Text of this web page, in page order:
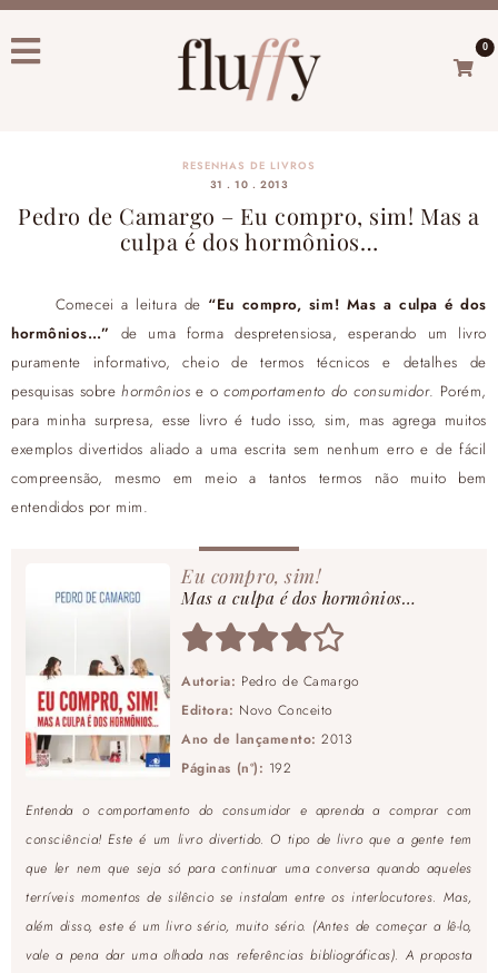
0
RESENHAS DE LIVROS
31 . 10 . 2013
Pedro de Camargo – Eu compro, sim! Mas a
culpa é dos hormônios…
Comecei a leitura de “Eu compro, sim! Mas a culpa é dos
hormônios…” de uma forma despretensiosa, esperando um livro
puramente informativo, cheio de termos técnicos e detalhes de
pesquisas sobrehormônios e ocomportamento do consumidor. Porém,
para minha surpresa, esse livro é tudo isso, sim, mas agrega muitos
exemplos divertidos aliado a uma escrita sem nenhum erro e de fácil
compreensão, mesmo em meio a tantos termos não muito bem
entendidos por mim.
Eu compro, sim!
Mas a culpa é dos hormônios…
Autoria: Pedro de Camargo
Editora: Novo Conceito
Ano de lançamento: 2013
Páginas (nº): 192
Entenda o comportamento do consumidor e aprenda a comprar com
consciência! Este é um livro divertido. O tipo de livro que a gente tem
que ler nem que seja só para continuar uma conversa quando aqueles
terríveis momentos de silêncio se instalam entre os interlocutores. Mas,
além disso, este é um livro sério, muito sério. (Antes de começar a lê-lo,
vale a pena dar uma olhada nas referências bibliográficas). A proposta